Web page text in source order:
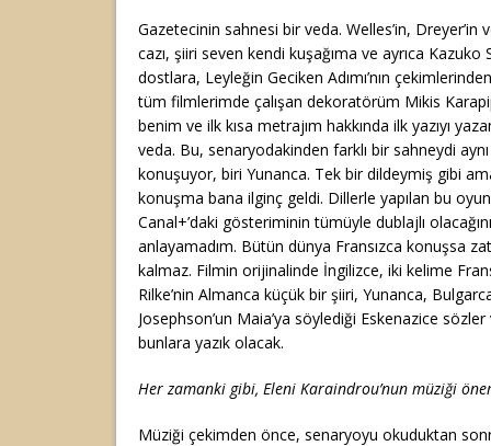
Gazetecinin sahnesi bir veda. Welles’in, Dreyer’in
cazı, şiiri seven kendi kuşağıma ve ayrıca Kazuko
dostlara, Leyleğin Geciken Adımı’nın
tüm filmlerimde çalışan dekoratörüm Mikis
benim ve ilk kısa metrajım hakkında ilk yazıyı
veda. Bu, senaryodakinden farklı bir sahneydi
konuşuyor, biri Yunanca. Tek bir dildeymiş gibi
konuşma bana ilginç geldi. Dillerle yapılan bu
Canal+’daki gösteriminin tümüyle dublajlı
anlayamadım. Bütün dünya Fransızca konuşsa
kalmaz. Filmin orijinalinde İngilizce, iki kelime
Rilke’nin Almanca küçük bir şiiri, Yunanca,
Josephson’un Maia’ya söylediği Eskenazice
bunlara yazık olacak.
Her zamanki gibi, Eleni Karaindrou’nun müziği
Müziği çekimden önce, senaryoyu okuduktan